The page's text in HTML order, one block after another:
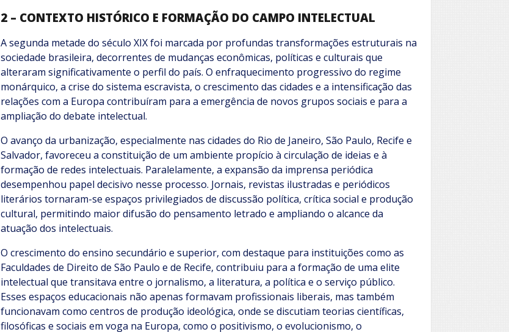
2 – CONTEXTO HISTÓRICO E FORMAÇÃO DO CAMPO INTELECTUAL
A segunda metade do século XIX foi marcada por profundas transformações estruturais na
sociedade brasileira, decorrentes de mudanças econômicas, políticas e culturais que
alteraram significativamente o perfil do país. O enfraquecimento progressivo do regime
monárquico, a crise do sistema escravista, o crescimento das cidades e a intensificação das
relações com a Europa contribuíram para a emergência de novos grupos sociais e para a
ampliação do debate intelectual.
O avanço da urbanização, especialmente nas cidades do Rio de Janeiro, São Paulo, Recife e
Salvador, favoreceu a constituição de um ambiente propício à circulação de ideias e à
formação de redes intelectuais. Paralelamente, a expansão da imprensa periódica
desempenhou papel decisivo nesse processo. Jornais, revistas ilustradas e periódicos
literários tornaram-se espaços privilegiados de discussão política, crítica social e produção
cultural, permitindo maior difusão do pensamento letrado e ampliando o alcance da
atuação dos intelectuais.
O crescimento do ensino secundário e superior, com destaque para instituições como as
Faculdades de Direito de São Paulo e de Recife, contribuiu para a formação de uma elite
intelectual que transitava entre o jornalismo, a literatura, a política e o serviço público.
Esses espaços educacionais não apenas formavam profissionais liberais, mas também
funcionavam como centros de produção ideológica, onde se discutiam teorias científicas,
filosóficas e sociais em voga na Europa, como o positivismo, o evolucionismo, o